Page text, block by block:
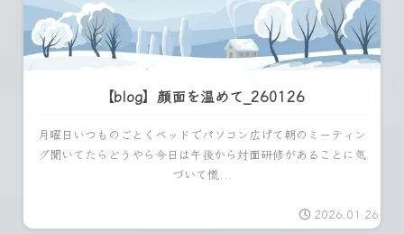
【blog】顔面を温めて_260126
月曜日いつものごとくベッドでパソコン広げて朝のミーティン
グ聞いてたらどうやら今日は午後から対面研修があることに気
づいて慌...
2026.01.26